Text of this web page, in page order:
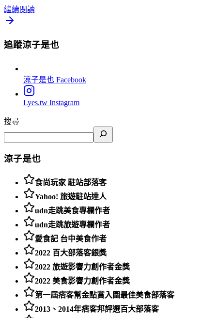
繼續閱讀
追蹤涼子是也
涼子是也 Facebook
Lyes.tw Instagram
搜尋
涼子是也
食尚玩家 駐站部落客
Yahoo! 旅遊駐站達人
udn走跳美食專欄作者
udn走跳旅遊專欄作者
愛食記 台中美食作者
2022 百大部落客銀獎
2022 旅遊影響力創作者金獎
2022 美食影響力創作者金獎
第一屆痞客幫金點賞入圍最佳美食部落客
2013、2014年痞客邦評選百大部落客